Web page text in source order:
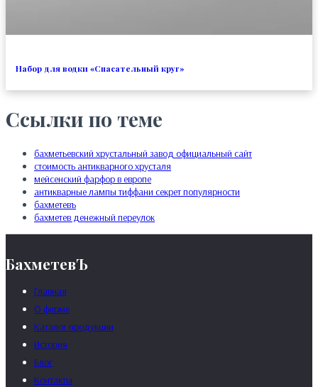
Набор для водки «Спасательный круг»
Ссылки по теме
бахметьевский хрустальный завод официальный сайт
стоимость антикварного хрусталя
мейсенский фарфор в европе
антикварные лампы тиффани секрет популярности
бахметевъ
бахметев денежный переулок
БахметевЪ
Главная
О фирме
Каталог продукции
История
Блог
Контакты